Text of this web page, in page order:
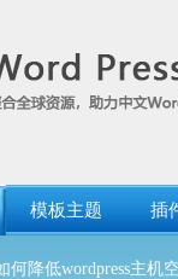
模板主题 插
降低wordpress主机